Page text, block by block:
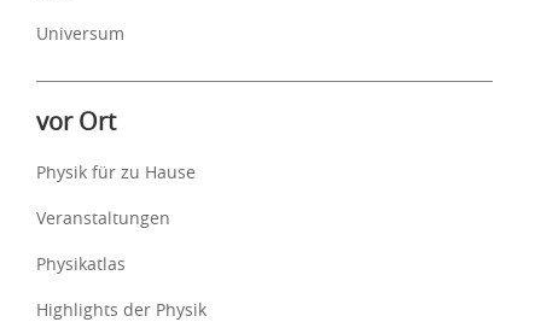
Universum
vor Ort
Physik für zu Hause
Veranstaltungen
Physikatlas
Highlights der Physik